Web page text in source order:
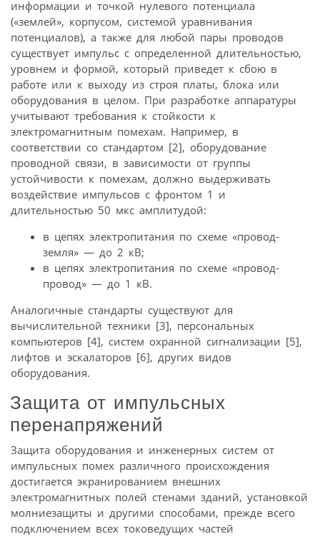
информации и точкой нулевого потенциала
(«землей», корпусом, системой уравнивания
потенциалов), а также для любой пары проводов
существует импульс с определенной длительностью,
уровнем и формой, который приведет к сбою в
работе или к выходу из строя платы, блока или
оборудования в целом. При разработке аппаратуры
учитывают требования к стойкости к
электромагнитным помехам. Например, в
соответствии со стандартом [2], оборудование
проводной связи, в зависимости от группы
устойчивости к помехам, должно выдерживать
воздействие импульсов с фронтом 1 и
длительностью 50 мкс амплитудой:
в цепях электропитания по схеме «провод-
земля» — до 2 кВ;
в цепях электропитания по схеме «провод-
провод» — до 1 кВ.
Аналогичные стандарты существуют для
вычислительной техники [3], персональных
компьютеров [4], систем охранной сигнализации [5],
лифтов и эскалаторов [6], других видов
оборудования.
Защита от импульсных
перенапряжений
Защита оборудования и инженерных систем от
импульсных помех различного происхождения
достигается экранированием внешних
электромагнитных полей стенами зданий, установкой
молниезащиты и другими способами, прежде всего
подключением всех токоведущих частей